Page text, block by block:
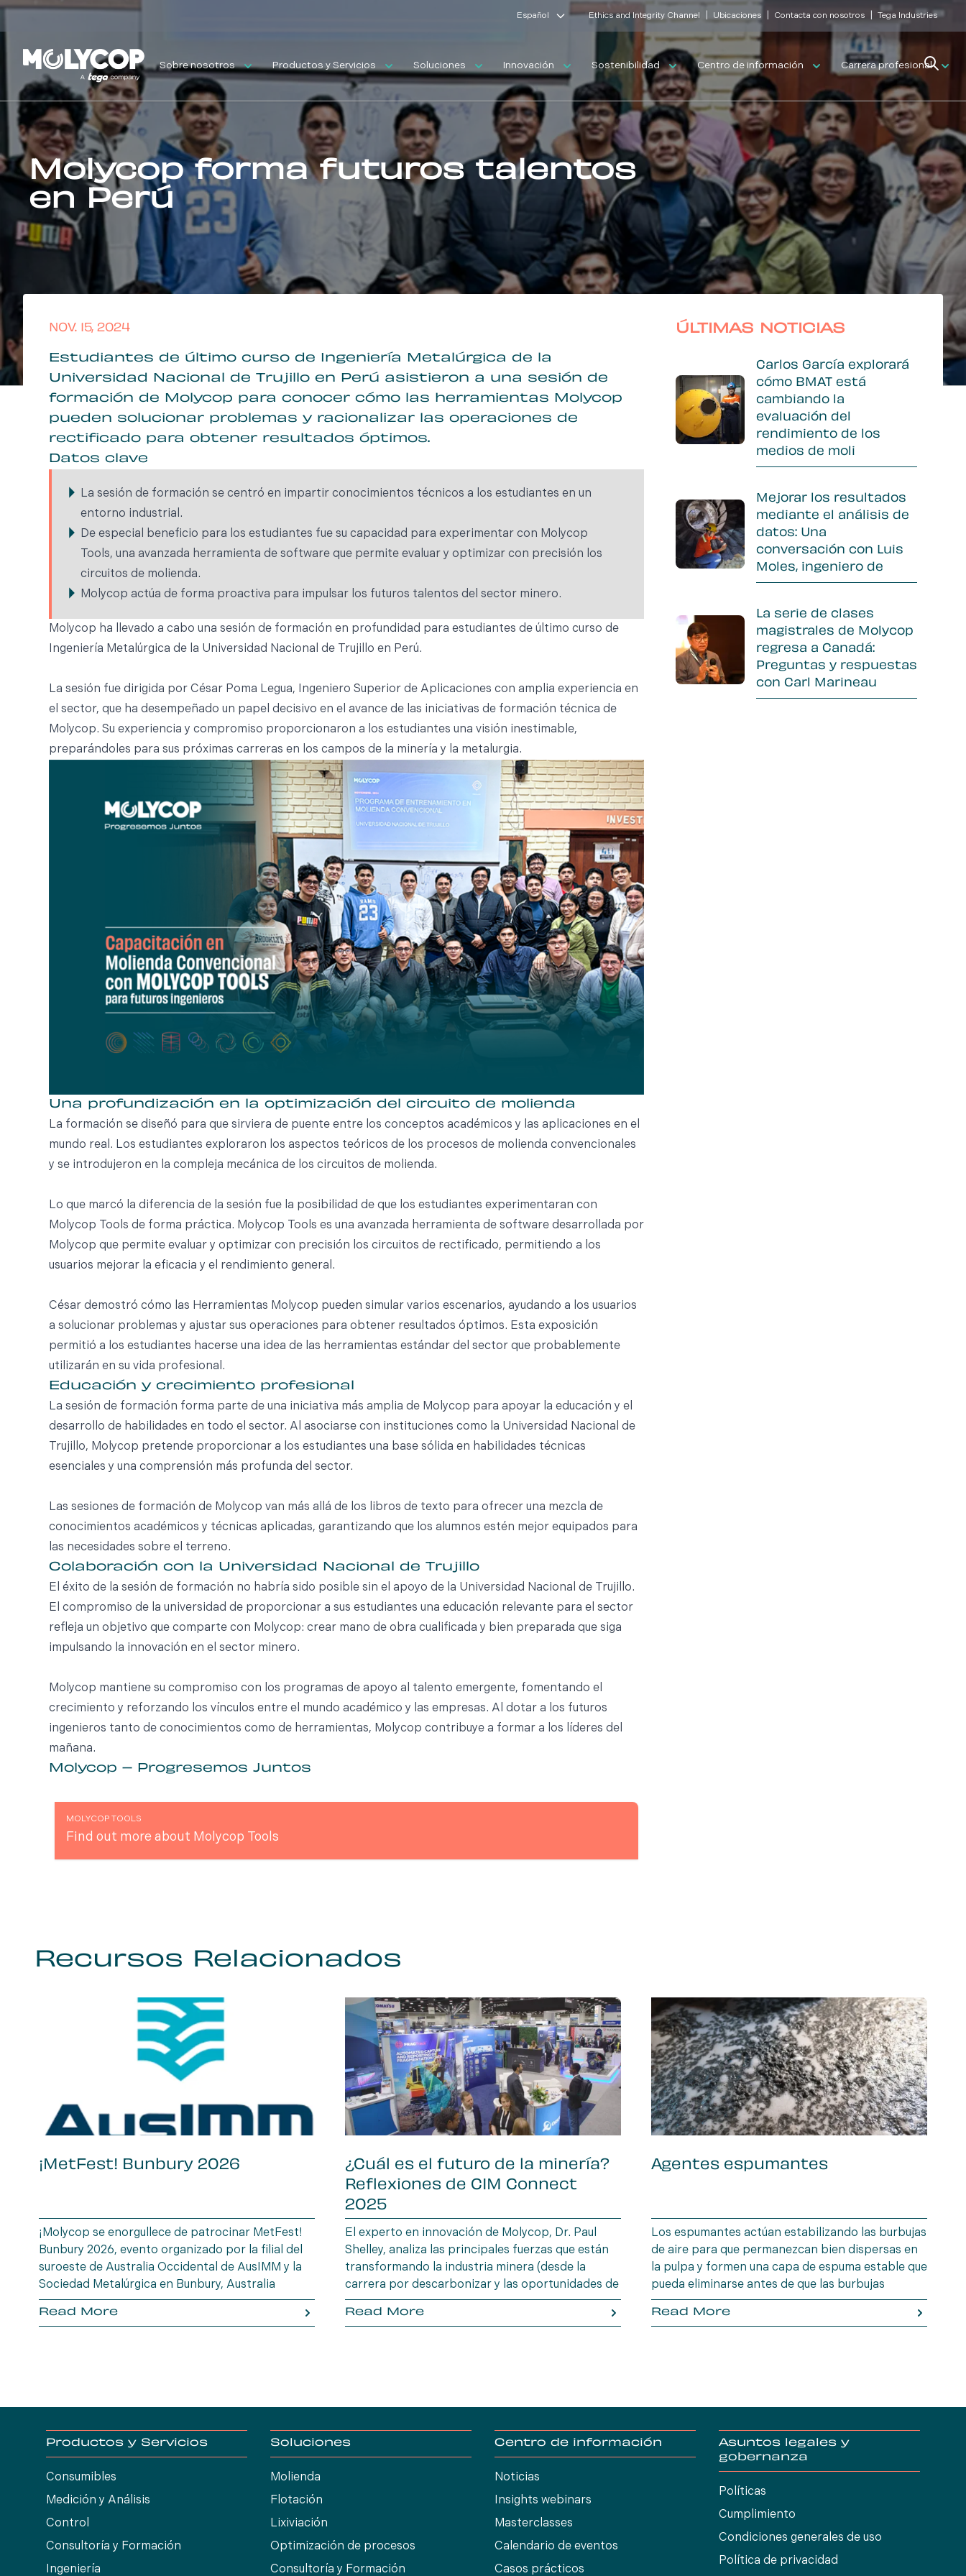
Español Ethics and Integrity Channel Ubicaciones Contacta con nosotros Tega Industries
Sobre nosotros Productos y Servicios Soluciones Innovación Sostenibilidad Centro de información Carrera profesionalSearch
Molycop forma futuros talentos
en Perú
NOV. 15, 2024
Estudiantes de último curso de Ingeniería Metalúrgica de la
Universidad Nacional de Trujillo en Perú asistieron a una sesión de
formación de Molycop para conocer cómo las herramientas Molycop
pueden solucionar problemas y racionalizar las operaciones de
rectificado para obtener resultados óptimos.
Datos clave
La sesión de formación se centró en impartir conocimientos técnicos a los estudiantes en un
entorno industrial.
De especial beneficio para los estudiantes fue su capacidad para experimentar con Molycop
Tools, una avanzada herramienta de software que permite evaluar y optimizar con precisión los
circuitos de molienda.
Molycop actúa de forma proactiva para impulsar los futuros talentos del sector minero.
Molycop ha llevado a cabo una sesión de formación en profundidad para estudiantes de último curso de
Ingeniería Metalúrgica de la Universidad Nacional de Trujillo en Perú.
La sesión fue dirigida por César Poma Legua, Ingeniero Superior de Aplicaciones con amplia experiencia en
el sector, que ha desempeñado un papel decisivo en el avance de las iniciativas de formación técnica de
Molycop. Su experiencia y compromiso proporcionaron a los estudiantes una visión inestimable,
preparándoles para sus próximas carreras en los campos de la minería y la metalurgia.
Una profundización en la optimización del circuito de molienda
La formación se diseñó para que sirviera de puente entre los conceptos académicos y las aplicaciones en el
mundo real. Los estudiantes exploraron los aspectos teóricos de los procesos de molienda convencionales
y se introdujeron en la compleja mecánica de los circuitos de molienda.
Lo que marcó la diferencia de la sesión fue la posibilidad de que los estudiantes experimentaran con
Molycop Tools de forma práctica. Molycop Tools es una avanzada herramienta de software desarrollada por
Molycop que permite evaluar y optimizar con precisión los circuitos de rectificado, permitiendo a los
usuarios mejorar la eficacia y el rendimiento general.
César demostró cómo las Herramientas Molycop pueden simular varios escenarios, ayudando a los usuarios
a solucionar problemas y ajustar sus operaciones para obtener resultados óptimos. Esta exposición
permitió a los estudiantes hacerse una idea de las herramientas estándar del sector que probablemente
utilizarán en su vida profesional.
Educación y crecimiento profesional
La sesión de formación forma parte de una iniciativa más amplia de Molycop para apoyar la educación y el
desarrollo de habilidades en todo el sector. Al asociarse con instituciones como la Universidad Nacional de
Trujillo, Molycop pretende proporcionar a los estudiantes una base sólida en habilidades técnicas
esenciales y una comprensión más profunda del sector.
Las sesiones de formación de Molycop van más allá de los libros de texto para ofrecer una mezcla de
conocimientos académicos y técnicas aplicadas, garantizando que los alumnos estén mejor equipados para
las necesidades sobre el terreno.
Colaboración con la Universidad Nacional de Trujillo
El éxito de la sesión de formación no habría sido posible sin el apoyo de la Universidad Nacional de Trujillo.
El compromiso de la universidad de proporcionar a sus estudiantes una educación relevante para el sector
refleja un objetivo que comparte con Molycop: crear mano de obra cualificada y bien preparada que siga
impulsando la innovación en el sector minero.
Molycop mantiene su compromiso con los programas de apoyo al talento emergente, fomentando el
crecimiento y reforzando los vínculos entre el mundo académico y las empresas. Al dotar a los futuros
ingenieros tanto de conocimientos como de herramientas, Molycop contribuye a formar a los líderes del
mañana.
Molycop – Progresemos Juntos
MOLYCOP TOOLS
Find out more about Molycop Tools
Sidebar
ÚLTIMAS NOTICIAS
Carlos García explorará
cómo BMAT está
cambiando la
evaluación del
rendimiento de los
medios de moli
Mejorar los resultados
mediante el análisis de
datos: Una
conversación con Luis
Moles, ingeniero de
La serie de clases
magistrales de Molycop
regresa a Canadá:
Preguntas y respuestas
con Carl Marineau
Recursos Relacionados
¡MetFest! Bunbury 2026
¡Molycop se enorgullece de patrocinar MetFest!
Bunbury 2026, evento organizado por la filial del
suroeste de Australia Occidental de AusIMM y la
Sociedad Metalúrgica en Bunbury, Australia
Occidental. Reúnase con un representante de
Molycop para analizar soluciones prácticas,
Read More
¿Cuál es el futuro de la minería?
Reflexiones de CIM Connect
2025
El experto en innovación de Molycop, Dr. Paul
Shelley, analiza las principales fuerzas que están
transformando la industria minera (desde la
carrera por descarbonizar y las oportunidades de
excelencia operativa impulsadas por la
transformación digital hasta el creciente impulso
Read More
Agentes espumantes
Los espumantes actúan estabilizando las burbujas
de aire para que permanezcan bien dispersas en
la pulpa y formen una capa de espuma estable que
pueda eliminarse antes de que las burbujas
estallen.
Read More
Productos y Servicios
Consumibles
Medición y Análisis
Control
Consultoría y Formación
Ingeniería
Soluciones
Molienda
Flotación
Lixiviación
Optimización de procesos
Consultoría y Formación
Centro de información
Noticias
Insights webinars
Masterclasses
Calendario de eventos
Casos prácticos
Asuntos legales y
gobernanza
Políticas
Cumplimiento
Condiciones generales de uso
Política de privacidad